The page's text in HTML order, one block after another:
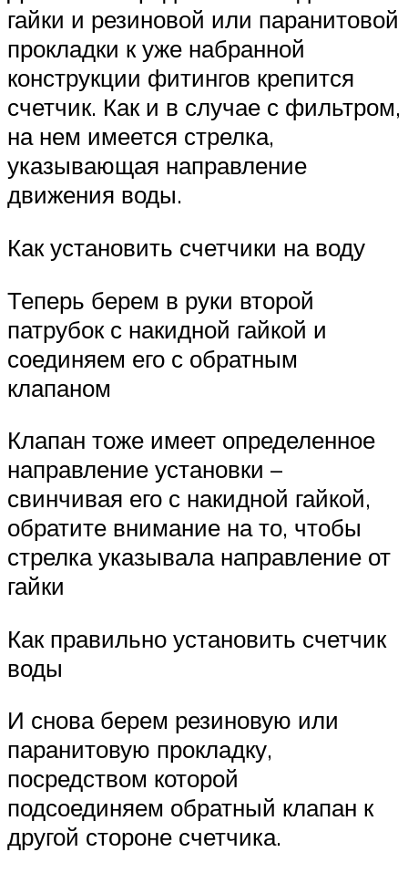
гайки и резиновой или паранитовой
прокладки к уже набранной
конструкции фитингов крепится
счетчик. Как и в случае с фильтром,
на нем имеется стрелка,
указывающая направление
движения воды.
Как установить счетчики на воду
Теперь берем в руки второй
патрубок с накидной гайкой и
соединяем его с обратным
клапаном
Клапан тоже имеет определенное
направление установки –
свинчивая его с накидной гайкой,
обратите внимание на то, чтобы
стрелка указывала направление от
гайки
Как правильно установить счетчик
воды
И снова берем резиновую или
паранитовую прокладку,
посредством которой
подсоединяем обратный клапан к
другой стороне счетчика.